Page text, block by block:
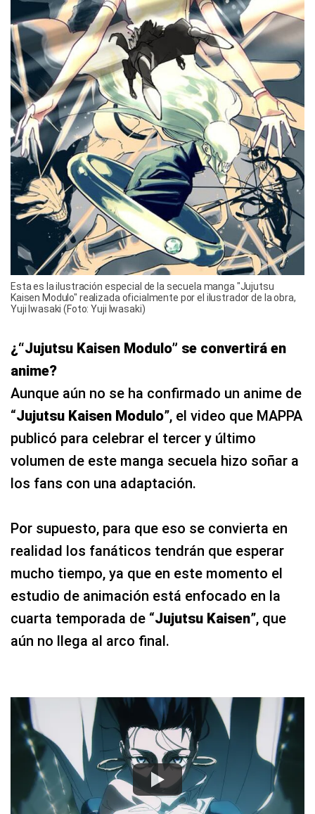
Esta es la ilustración especial de la secuela manga "Jujutsu
Kaisen Modulo" realizada oficialmente por el ilustrador de la obra,
Yuji Iwasaki (Foto: Yuji Iwasaki)
¿“Jujutsu Kaisen Modulo” se convertirá en
anime?
Aunque aún no se ha confirmado un anime de
“Jujutsu Kaisen Modulo”, el video que MAPPA
publicó para celebrar el tercer y último
volumen de este manga secuela hizo soñar a
los fans con una adaptación.
Por supuesto, para que eso se convierta en
realidad los fanáticos tendrán que esperar
mucho tiempo, ya que en este momento el
estudio de animación está enfocado en la
cuarta temporada de “Jujutsu Kaisen”, que
aún no llega al arco final.